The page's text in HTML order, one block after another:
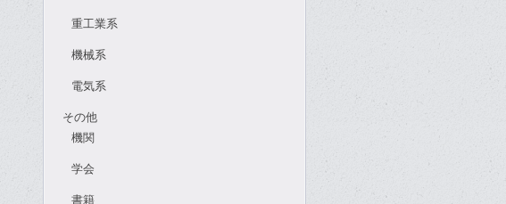
重工業系
機械系
電気系
その他
機関
学会
書籍